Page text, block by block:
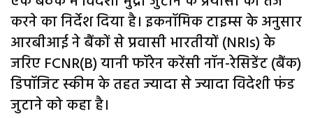
करने का निर्देश दिया है। इकनॉमिक टाइम्स के अनुसार
आरबीआई ने बैंकों से प्रवासी भारतीयों (NRIs) के
जरिए FCNR(B) यानी फॉरेन करेंसी नॉन-रेसिडेंट (बैंक)
डिपॉजिट स्कीम के तहत ज्यादा से ज्यादा विदेशी फंड
जुटाने को कहा है।